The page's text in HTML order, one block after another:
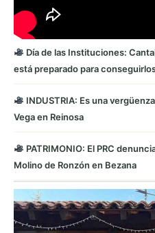
Día de las Instituciones:
está preparado para
INDUSTRIA: Es una
Vega en Reinosa
PATRIMONIO: El PRC
Molino de Ronzón en Bezana